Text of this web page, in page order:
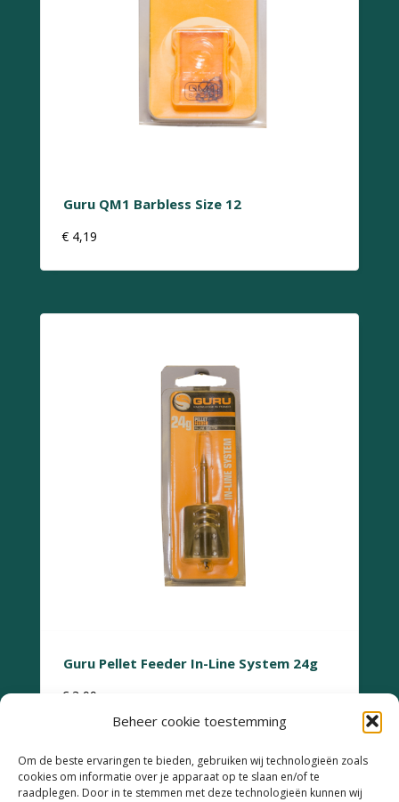
Beheer cookie toestemming
Om de beste ervaringen te bieden, gebruiken wij technologieën zoals
cookies om informatie over je apparaat op te slaan en/of te
raadplegen. Door in te stemmen met deze technologieën kunnen wij
Guru QM1 Barbless Size 12
€ 4,19
Guru Pellet Feeder In-Line System 24g
€ 3,99